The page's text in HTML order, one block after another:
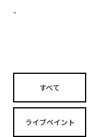
-
すべて
ライブペイント